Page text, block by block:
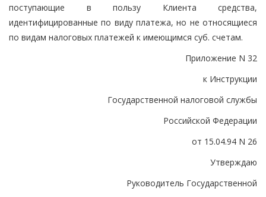
поступающие в пользу Клиента средства,
идентифицированные по виду платежа, но не относящиеся
по видам налоговых платежей к имеющимся суб. счетам.
Приложение N 32
к Инструкции
Государственной налоговой службы
Российской Федерации
от 15.04.94 N 26
Утверждаю
Руководитель Государственной